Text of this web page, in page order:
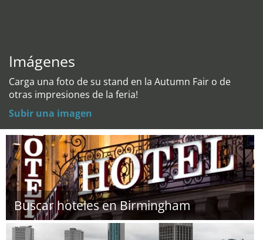
Imágenes
Carga una foto de su stand en la Autumn Fair o de
otras impresiones de la feria!
Subir una imagen
Buscar hoteles en Birmingham